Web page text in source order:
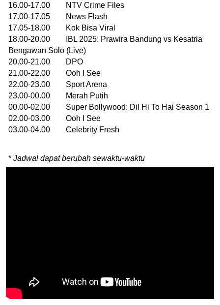
16.00-17.00 NTV Crime Files
17.00-17.05 News Flash
17.05-18.00 Kok Bisa Viral
18.00-20.00 IBL 2025: Prawira Bandung vs Kesatria
Bengawan Solo (Live)
20.00-21.00 DPO
21.00-22.00 Ooh I See
22.00-23.00 Sport Arena
23.00-00.00 Merah Putih
00.00-02.00 Super Bollywood: Dil Hi To Hai Season 1
02.00-03.00 Ooh I See
03.00-04.00 Celebrity Fresh
* Jadwal dapat berubah sewaktu-waktu